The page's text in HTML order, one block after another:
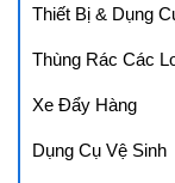
Thiết Bị & Dụng
Thùng Rác Các
Xe Đẩy Hàng
Dụng Cụ Vệ Sinh